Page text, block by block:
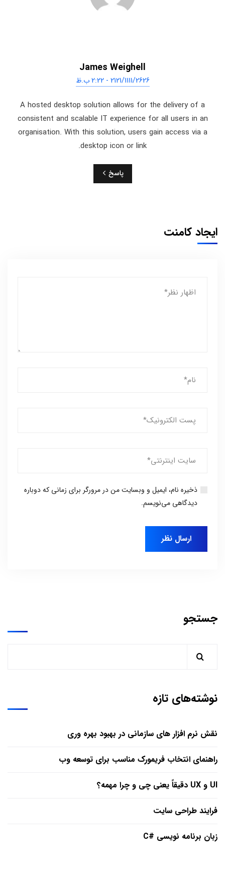
James Weighell
2121/1111/2626 - 2:22 ب.ظ
A hosted desktop solution allows for the delivery of a
consistent and scalable IT experience for all users in an
organisation. With this solution, users gain access via a
desktop icon or link.
پاسخ
ایجاد کامنت
ذخیره نام، ایمیل و وبسایت من در مرورگر برای زمانی که دوباره
دیدگاهی می‌نویسم.
جستجو
نوشته‌های تازه
نقش نرم افزار های سازمانی در بهبود بهره وری
راهنمای انتخاب فریمورک مناسب برای توسعه وب
UI و UX دقیقاً یعنی چی و چرا مهمه؟
فرایند طراحی سایت
زبان برنامه نویسی #C